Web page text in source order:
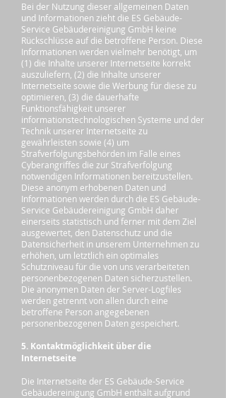
Bei der Nutzung dieser allgemeinen Daten
und Informationen zieht die ES Gebäude-
Service Gebäudereinigung GmbH keine
Rückschlüsse auf die betroffene Person. Diese
Informationen werden vielmehr benötigt, um
(1) die Inhalte unserer Internetseite korrekt
auszuliefern, (2) die Inhalte unserer
Internetseite sowie die Werbung für diese zu
optimieren, (3) die dauerhafte
Funktionsfähigkeit unserer
informationstechnologischen Systeme und der
Technik unserer Internetseite zu
gewährleisten sowie (4) um
Strafverfolgungsbehörden im Falle eines
Cyberangriffes die zur Strafverfolgung
notwendigen Informationen bereitzustellen.
Diese anonym erhobenen Daten und
Informationen werden durch die ES Gebäude-
Service Gebäudereinigung GmbH daher
einerseits statistisch und ferner mit dem Ziel
ausgewertet, den Datenschutz und die
Datensicherheit in unserem Unternehmen zu
erhöhen, um letztlich ein optimales
Schutzniveau für die von uns verarbeiteten
personenbezogenen Daten sicherzustellen.
Die anonymen Daten der Server-Logfiles
werden getrennt von allen durch eine
betroffene Person angegebenen
personenbezogenen Daten gespeichert.
5. Kontaktmöglichkeit über die
Internetseite
Die Internetseite der ES Gebäude-Service
Gebäudereinigung GmbH enthält aufgrund